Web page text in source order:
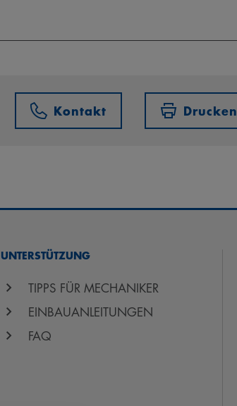
Kontakt Drucken
UNTERSTÜTZUNG
TIPPS FÜR MECHANIKER
EINBAUANLEITUNGEN
FAQ